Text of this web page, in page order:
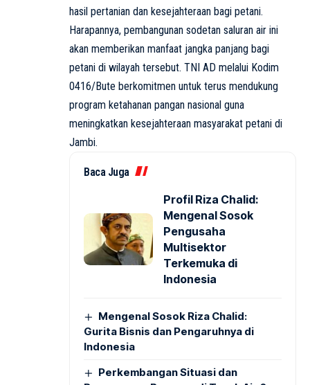
hasil pertanian dan kesejahteraan bagi petani.
Harapannya, pembangunan sodetan saluran air ini
akan memberikan manfaat jangka panjang bagi
petani di wilayah tersebut. TNI AD melalui Kodim
0416/Bute berkomitmen untuk terus mendukung
program ketahanan pangan nasional guna
meningkatkan kesejahteraan masyarakat petani di
Jambi.
Baca Juga
Profil Riza Chalid:
Mengenal Sosok
Pengusaha
Multisektor
Terkemuka di
Indonesia
Mengenal Sosok Riza Chalid:
Gurita Bisnis dan Pengaruhnya di
Indonesia
Perkembangan Situasi dan